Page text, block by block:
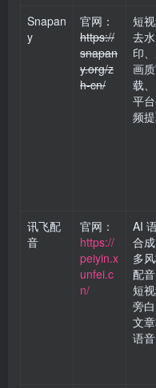
Snapan
y
官网：
https://
snapan
y.org/z
h-cn/
短
去水
印
画
载
平
频
讯飞配
音
官网：
https://
peiyin.x
unfei.c
n/
AI
合成
多
配音
短
旁白
文
语音